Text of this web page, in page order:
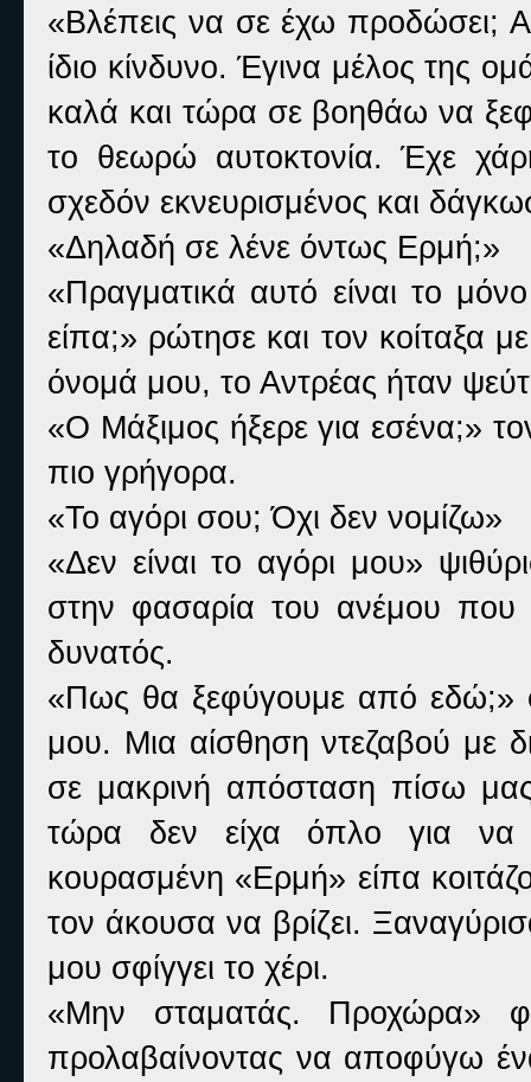
«Βλέπεις να σε έχω προδώσει;
ίδιο κίνδυνο. Έγινα μέλος της
καλά και τώρα σε βοηθάω να
το θεωρώ αυτοκτονία. Έχε
σχεδόν εκνευρισμένος και
«Δηλαδή σε λένε όντως Ερμή;»
«Πραγματικά αυτό είναι το
είπα;» ρώτησε και τον κοίταξα
όνομά μου, το Αντρέας ήταν
«Ο Μάξιμος ήξερε για εσένα;»
πιο γρήγορα.
«Το αγόρι σου; Όχι δεν νομίζω»
«Δεν είναι το αγόρι μου»
στην φασαρία του ανέμου που
δυνατός.
«Πως θα ξεφύγουμε από εδώ;»
μου. Μια αίσθηση ντεζαβού με
σε μακρινή απόσταση πίσω
τώρα δεν είχα όπλο για να
κουρασμένη «Ερμή» είπα
τον άκουσα να βρίζει.
μου σφίγγει το χέρι.
«Μην σταματάς. Προχώρα»
προλαβαίνοντας να αποφύγω